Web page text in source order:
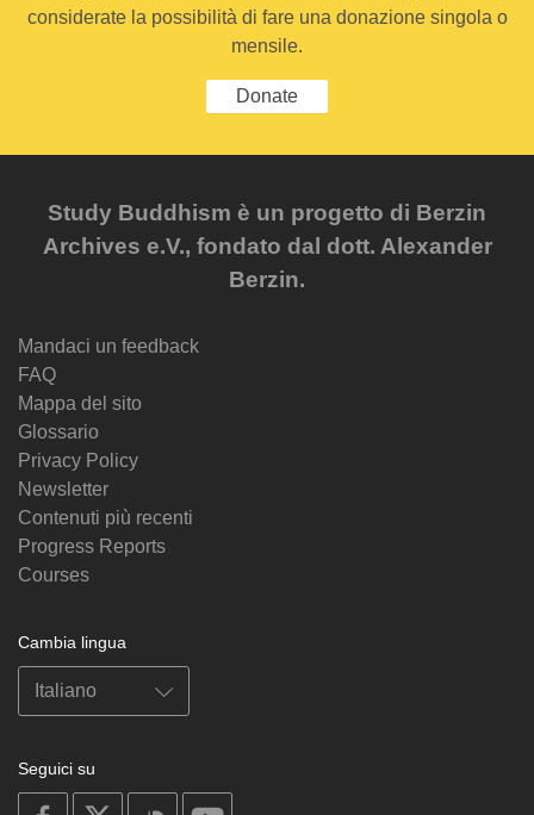
considerate la possibilità di fare una donazione singola o
mensile.
Donate
Study Buddhism è un progetto di Berzin
Archives e.V., fondato dal dott. Alexander
Berzin.
Mandaci un feedback
FAQ
Mappa del sito
Glossario
Privacy Policy
Newsletter
Contenuti più recenti
Progress Reports
Courses
Cambia lingua
Seguici su
on